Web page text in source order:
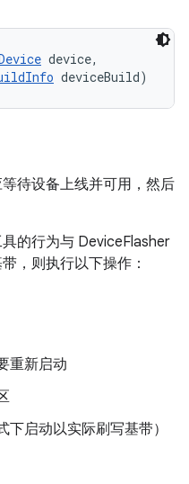
device,
deviceBuild)
待设备上线并可用，然后
的行为与 DeviceFlasher
，则执行以下操作：
重新启动
启动以实际刷写基带）